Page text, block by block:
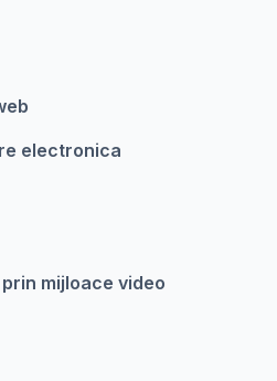
electronica
mijloace video